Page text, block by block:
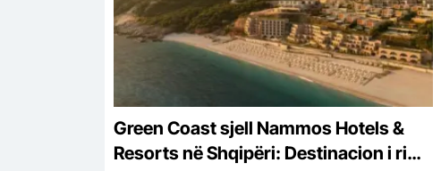
Green Coast sjell Nammos Hotels &
Resorts në Shqipëri: Destinacion i ri